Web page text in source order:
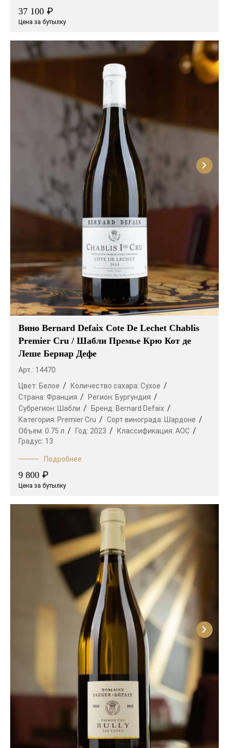
37 100 ₽
Цена за бутылку
Вино Bernard Defaix Cote De Lechet Chablis
Premier Cru / Шабли Премье Крю Кот де
Леше Бернар Дефе
Арт.: 14470
Цвет: Белое Количество сахара: Сухое
Страна: Франция Регион: Бургундия
Субрегион:
Шабли Бренд: Bernard Defaix
Категория: Premier Cru Сорт винограда:
Шардоне
Объем: 0.75 л Год: 2023 Классификация: AOC
Градус: 13
Подробнее
9 800 ₽
Цена за бутылку